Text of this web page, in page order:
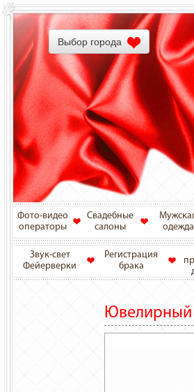
Выбор города
Фото-видео
операторы
Свадебные
салоны
одежда
Звук-свет
Фейерверки
Регистрация
брака
Ювелирный